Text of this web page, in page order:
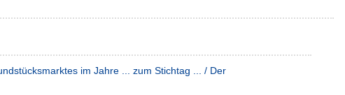
im Jahre ... zum Stichtag ... / Der